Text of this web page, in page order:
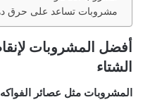
مشروبات تساعد على حرق
أفضل المشروبات
الشتاء
المشروبات مثل عصائر